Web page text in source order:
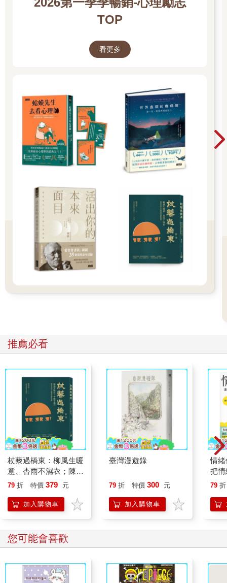
示自己接下來會受害。我們都覺得自己在向對方表達愛意，殊不
知其實在互踩底線！ 一般而言，我們向別人表達愛意的方式，就
覺得被愛，就算今天是一隻大猩猩幫我按摩，我也會覺得被愛。
雪兒常常對我說她愛我，因為她想要聽到這句話。 怎麼得知讓伴
很多力氣又不見成效。反過來說，假如我們知道怎樣可以讓伴侶
覺得安穩、被愛，就能輕易、穩定地創造親密感。
你可以和伴侶透過一個簡單的練習，找出最能讓他「怦然心動」
的方法。
首先，請他先舒舒服服地坐著，然後輕輕地跟他說：「閉上你的
眼睛，深呼吸，回想一下你深深覺得我愛你的時刻。盡可能回想
所有細節。想一下我們當時在哪裡、在做什麼事？當時是哪一件
事情讓你覺得我真的愛你？」給你的伴侶一分鐘左右的時間，讓
他完整重溫這個時刻。接著再問：「哪個細節讓你感覺到我真的
愛你？是我說的話？我看你的眼神？我撫觸你？還是其他事？」
有時候，你的伴侶會立刻知道答案，但假如他說不出來，那麼試
著問他：「再回想這個你覺得我真正愛你的時刻，當你需要知道
我真的愛你時，我需要說什麼話嗎？」等他回答，再問：「如果
你要知道我真的愛你，我需要用某種特定的方式看著你嗎？」再
等他回答，接著再問他是不是需要用某種方式觸摸他，或是需要
你為他做什麼事。
有了這些線索後，可以再追問更詳細的問題。舉例來說，如果你
方式如何讓你覺得我愛你？是我說了哪些話？還是我說話的語
一種全新的方式，讓另一半覺得你完完全全地愛著他。 她越是讓
我心動，我就越為她瘋狂
莎拉和吉姆來找我諮商，兩人都覺得沒有感受到對方的愛。我教
他們怎麼找到讓對方怦然心動的方式，但吉姆不太擅長做莎拉所
想要的——莎拉感覺到被愛的方式，主要是用非常輕柔的語氣跟
她說：「親愛的，我真的好愛你。」不過，吉姆每次說這幾個字
的時候都不太對：他的口吻聽起來很生氣、挫折或冷漠。 後來，
我把他帶到另一個房間指導，一直教到他使用正確的方式說這句
話。回到診間後，他坐下來並用非常甜蜜的口吻說：「親愛的，
我真的好愛你。」莎拉的雙眼馬上泛起淚光。吉姆覺得好訝異，
立刻轉頭對我說：「哇，這招還真有用！」
實際做出讓伴侶怦然心動的行為時，你也許會覺得有點怪，畢竟
你可能不會因此覺得被愛，你的伴侶需要的方式，甚至有可能跟
你完全相反！比方說，你難過的時候也許想向人傾訴，但你的伴
侶可能會想獨處。正因如此，我們必須知道另一半要怎樣才會覺
得被愛，並且照著做才行——就算這樣做會讓你覺得怪。 只需要
稍加練習，你就會習慣用伴侶偏好的方式來表達愛意。
假如你知道自己怎麼樣會心動，就能把這項重要的資訊告訴伴
侶。你可以對自己進行前述的練習，或者請伴侶詢問你上一節提
愛，你也許會覺得訝異。一旦伴侶知道怎麼有效地讓你感受到愛
意，她就更能輕易、穩定地表達出她真的關心你，這樣就像是在
TOP
看更多
推薦必看
杖藜過橋東：柳風生暖
意、杏雨不濕衣；陳亮
恭談以心轉境的適齡漫
79 折 特價 379 元
加入購物車
臺灣漫遊錄
79 折 特價 300 元
加入購物車
情
把
誰
79 折
您可能會喜歡